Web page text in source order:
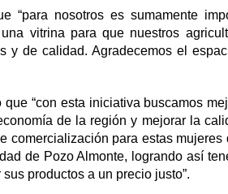
“para nosotros es sumamente
vitrina para que nuestros
y de calidad. Agradecemos el
“con esta iniciativa buscamos
de la región y mejorar la
comercialización para estas mujeres
de Pozo Almonte, logrando así
productos a un precio justo”.